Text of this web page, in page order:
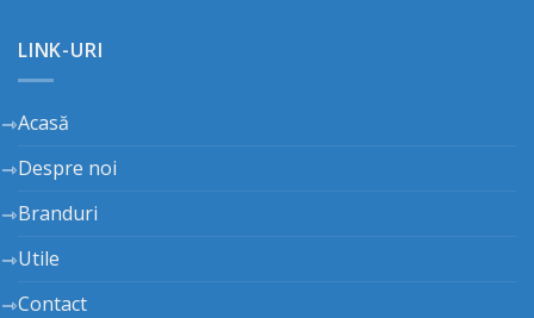
LINK-URI
Acasă
Despre noi
Branduri
Utile
Contact